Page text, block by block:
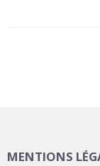
MENTIONS